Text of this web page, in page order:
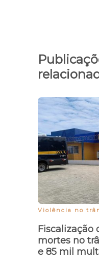
Violência no
Fiscalização
mortes no
e 85 mil